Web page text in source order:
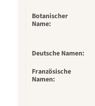
Botanischer
Name:
Deutsche Namen:
Französische
Namen: